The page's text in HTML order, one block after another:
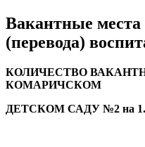
Вакантные места
(перевода)
КОЛИЧЕСТВО
КОМАРИЧСКОМ
ДЕТСКОМ САДУ №2 на